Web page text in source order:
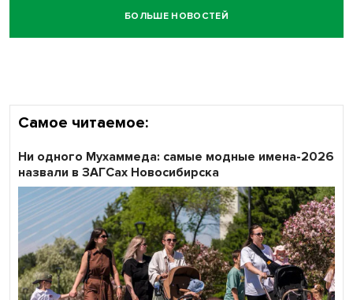
Честный выбор: видеонаблюдение обеспечит
объективность результатов ЕДГ в Новосибирской
БОЛЬШЕ НОВОСТЕЙ
Самое читаемое:
Ни одного Мухаммеда: самые модные имена-2026
назвали в ЗАГСах Новосибирска